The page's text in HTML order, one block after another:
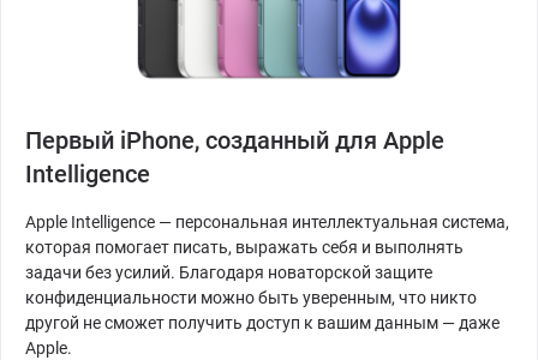
Первый iPhone, созданный для Apple
Intelligence
Apple Intelligence — персональная интеллектуальная система,
которая помогает писать, выражать себя и выполнять
задачи без усилий. Благодаря новаторской защите
конфиденциальности можно быть уверенным, что никто
другой не сможет получить доступ к вашим данным — даже
Apple.